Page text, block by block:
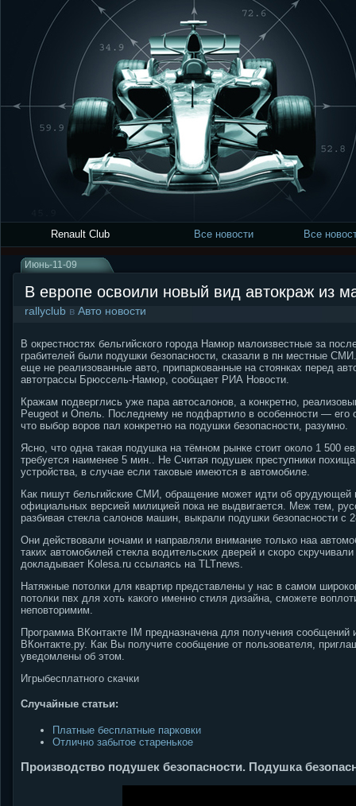
Renault Club Все новости Все
Июнь-11-09
В европе освоили новый вид автокраж из
rallyclub в Авто новости
В окрестностях бельгийского города Намюр малоизвестные за
грабителей были подушки безопасности, сказали в пн местные
еще не реализованные авто, припаркованные на стоянках перед
автотрассы Брюссель-Намюр, сообщает РИА Новости.
Кражам подверглись уже пара автосалонов, а конкретно,
Peugeot и Опель. Последнему не подфартило в особенности — его
что выбор воров пал конкретно на подушки безопасности, разумно.
Ясно, что одна такая подушка на тёмном рынке стоит около 1 500
требуется наименее 5 мин.. Не Считая подушек преступники
устройства, в случае если таковые имеются в автомобиле.
Как пишут бельгийские СМИ, обращение может идти об орудующей
официальных версией милицией пока не выдвигается. Меж тем,
разбивая стекла салонов машин, выкрали подушки безопасности с
Они действовали ночами и направляли внимание только наа
таких автомобилей стекла водительских дверей и скоро
докладывает Kolesa.ru ссылаясь на TLTnews.
Натяжные потолки для квартир представлены у нас в самом
потолки пвх для хоть какого именно стиля дизайна, сможете
неповторимим.
Программа ВКонтакте IM предназначена для получения
ВКонтакте.ру. Как Вы получите сообщение от пользователя,
уведомлены об этом.
Игрыбесплатного скачки
Случайные статьи:
Платные бесплатные парковки
Отлично забытое старенькое
Производство подушек безопасности. Подушка